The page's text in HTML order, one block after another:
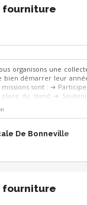
fourniture
organisons une
bien démarrer leur
sont : ➔
du stand ➔
des
équipe ? Rejoins-nous ! 😀
De Bonneville
fourniture